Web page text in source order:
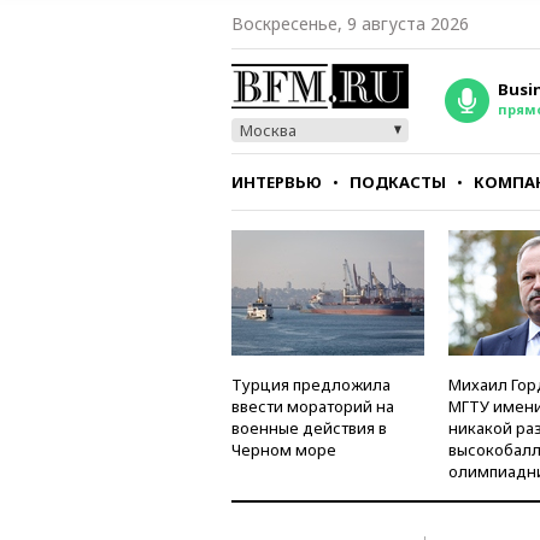
Воскресенье, 9 августа 2026
Москва
ИНТЕРВЬЮ ПОДКАСТЫ
СТИЛЬ ТЕСТЫ
Турция предложила
ввести мораторий на
военные действия в
Черном море
Михаил
МГТУ
никакой